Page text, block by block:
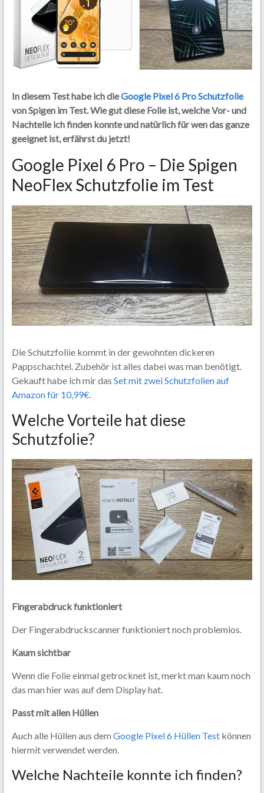
In diesem Test habe ich dieGoogle Pixel 6 Pro Schutzfolie
von Spigen im Test. Wie gut diese Folie ist, welche Vor- und
Nachteile ich finden konnte und natürlich für wen das ganze
geeignet ist, erfährst du jetzt!
Google Pixel 6 Pro – Die Spigen
NeoFlex Schutzfolie im Test
Die Schutzfoliie kommt in der gewohnten dickeren
Pappschachtel. Zubehör ist alles dabei was man benötigt.
Gekauft habe ich mir das Set mit zwei Schutzfolien auf
Amazon für 10,99€.
Welche Vorteile hat diese
Schutzfolie?
Fingerabdruck funktioniert
Der Fingerabdruckscanner funktioniert noch problemlos.
Kaum sichtbar
Wenn die Folie einmal getrocknet ist, merkt man kaum noch
das man hier was auf dem Display hat.
Passt mit allen Hüllen
Auch alle Hüllen aus dem Google Pixel 6 Hüllen Testkönnen
hiermit verwendet werden.
Welche Nachteile konnte ich finden?